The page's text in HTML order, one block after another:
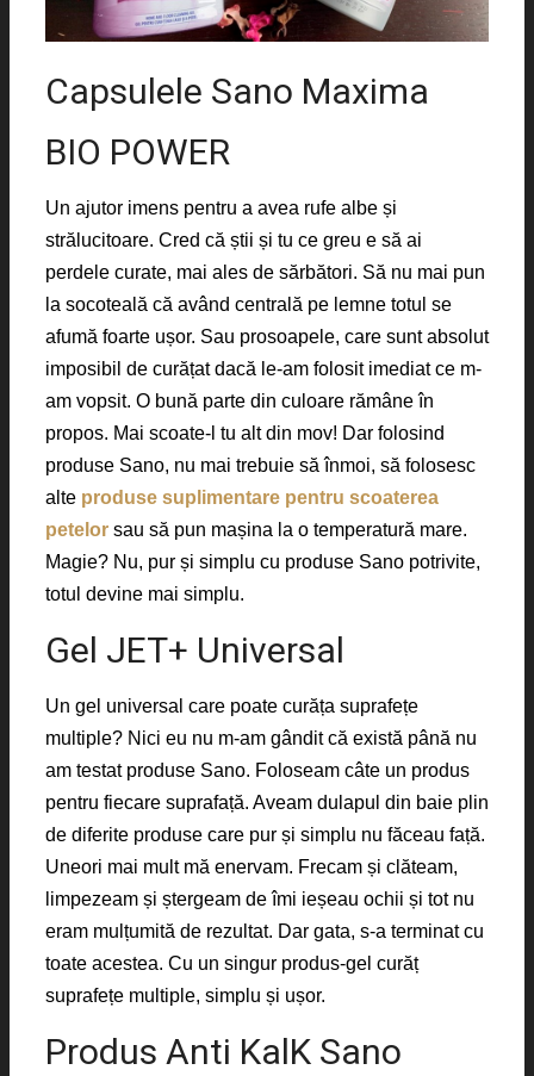
Capsulele Sano Maxima
BIO POWER
Un ajutor imens pentru a avea rufe albe și
strălucitoare. Cred că știi și tu ce greu e să ai
perdele curate, mai ales de sărbători. Să nu mai pun
la socoteală că având centrală pe lemne totul se
afumă foarte ușor. Sau prosoapele, care sunt absolut
imposibil de curățat dacă le-am folosit imediat ce m-
am vopsit. O bună parte din culoare rămâne în
propos. Mai scoate-l tu alt din mov! Dar folosind
produse Sano, nu mai trebuie să înmoi, să folosesc
alte produse suplimentare pentru scoaterea
petelor sau să pun mașina la o temperatură mare.
Magie? Nu, pur și simplu cu produse Sano potrivite,
totul devine mai simplu.
Gel JET+ Universal
Un gel universal care poate curăța suprafețe
multiple? Nici eu nu m-am gândit că există până nu
am testat produse Sano. Foloseam câte un produs
pentru fiecare suprafață. Aveam dulapul din baie plin
de diferite produse care pur și simplu nu făceau față.
Uneori mai mult mă enervam. Frecam și clăteam,
limpezeam și ștergeam de îmi ieșeau ochii și tot nu
eram mulțumită de rezultat. Dar gata, s-a terminat cu
toate acestea. Cu un singur produs-gel curăț
suprafețe multiple, simplu și ușor.
Produs Anti KalK Sano